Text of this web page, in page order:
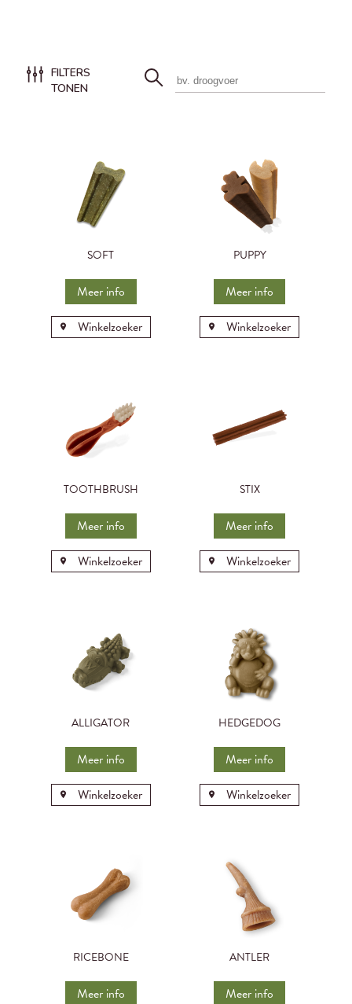
FILTERS
TONEN
SOFT
Meer info
Winkelzoeker
PUPPY
Meer info
Winkelzoeker
TOOTHBRUSH
Meer info
Winkelzoeker
STIX
Meer info
Winkelzoeker
ALLIGATOR
Meer info
Winkelzoeker
HEDGEDOG
Meer info
Winkelzoeker
RICEBONE
Meer info
ANTLER
Meer info